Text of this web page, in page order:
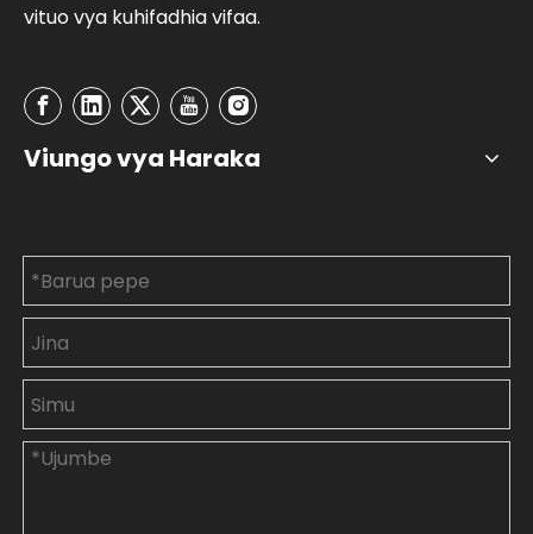
vituo vya kuhifadhia vifaa.
Viungo vya Haraka